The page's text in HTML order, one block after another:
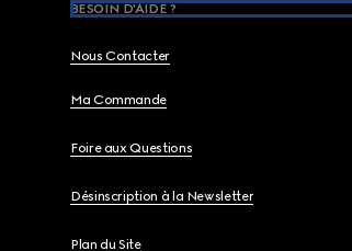
BESOIN D'AIDE ?
Nous Contacter
Ma Commande
Foire aux Questions
Désinscription à la Newsletter
Plan du Site